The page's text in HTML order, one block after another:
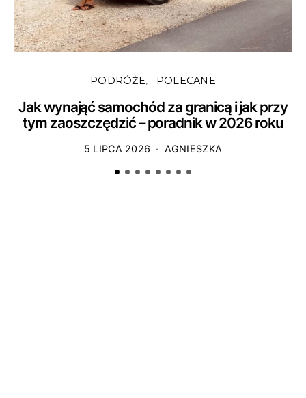
PODRÓŻE POLECANE
Jak wynająć samochód za granicą i jak przy
tym zaoszczędzić – poradnik w 2026 roku
5 LIPCA 2026 AGNIESZKA